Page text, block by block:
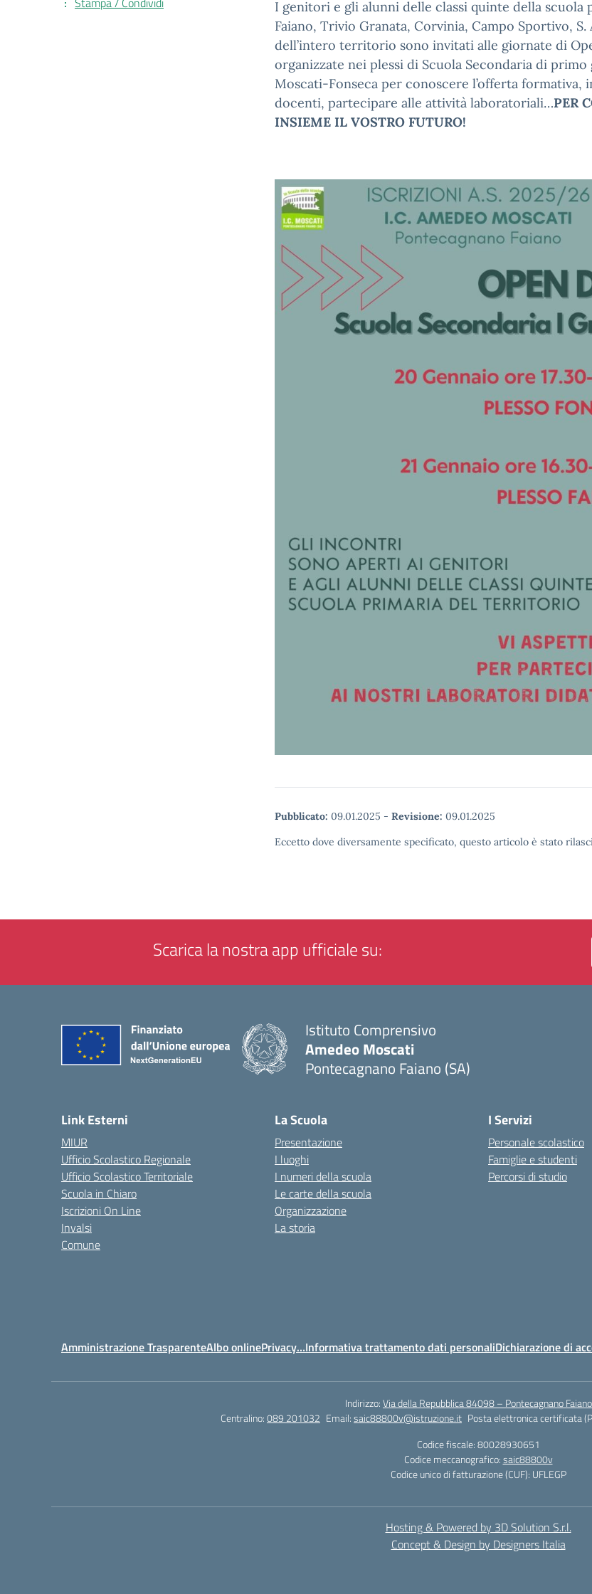
I genitori e gli alunni delle classi quinte della scuola
Faiano, Trivio Granata, Corvinia, Campo Sportivo, S.
dell’intero territorio sono invitati alle giornate di
organizzate nei plessi di Scuola Secondaria di primo
Moscati-Fonseca per conoscere l’offerta formativa,
docenti, partecipare alle attività laboratoriali…PER
INSIEME IL VOSTRO FUTURO!
Pubblicato: 09.01.2025 - Revisione: 09.01.2025
Eccetto dove diversamente specificato, questo articolo è stato
Scarica la nostra app ufficiale su:
Istituto Comprensivo
Amedeo Moscati
Pontecagnano Faiano (SA)
Link Esterni
MIUR
Ufficio Scolastico Regionale
Ufficio Scolastico Territoriale
Scuola in Chiaro
Iscrizioni On Line
Invalsi
Comune
La Scuola
Presentazione
I luoghi
I numeri della scuola
Le carte della scuola
Organizzazione
La storia
I Servizi
Personale scolastico
Famiglie e studenti
Percorsi di studio
Amministrazione TrasparenteAlbo onlinePrivacy…Informativa trattamento dati personaliDichiarazione di
Indirizzo:Via della Repubblica 84098 – Pontecagnano
Centralino:089 201032 Email:saic88800v@istruzione.it Posta elettronica certificata
Codice fiscale: 80028930651
Codice meccanografico:saic88800v
Codice unico di fatturazione (CUF): UFLEGP
Hosting & Powered by 3D Solution S.r.l.
Concept & Design by Designers Italia